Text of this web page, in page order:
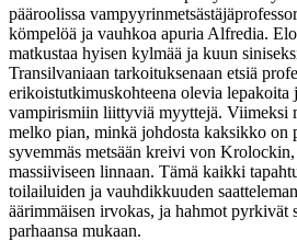
pääroolissa
kömpelöä ja vauhkoa apuria Alfredia.
matkustaa hyisen kylmää ja kuun
Transilvaniaan tarkoituksenaan etsiä
erikoistutkimuskohteena olevia lepakoita
vampirismiin liittyviä myyttejä. Viimeksi
melko pian, minkä johdosta kaksikko on
syvemmäs metsään kreivi von
massiiviseen linnaan. Tämä kaikki
toilailuiden ja vauhdikkuuden
äärimmäisen irvokas, ja hahmot pyrkivät
parhaansa mukaan.